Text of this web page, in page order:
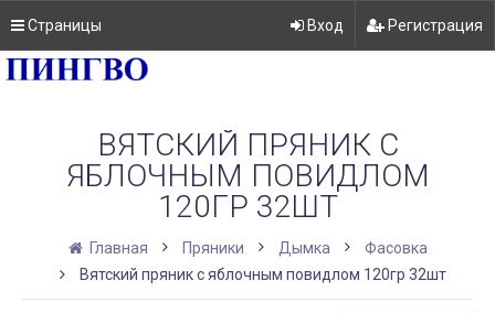
Страницы Вход Регистрация
ВЯТСКИЙ ПРЯНИК С
ЯБЛОЧНЫМ ПОВИДЛОМ
120ГР 32ШТ
Главная Пряники Дымка
Фасовка
Вятский пряник с яблочным повидлом 120гр 32шт